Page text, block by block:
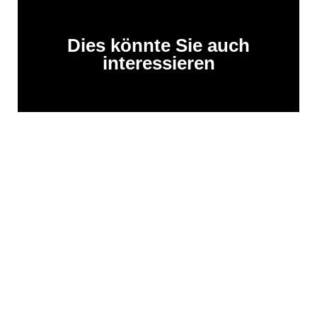
Dies könnte Sie auch
interessieren